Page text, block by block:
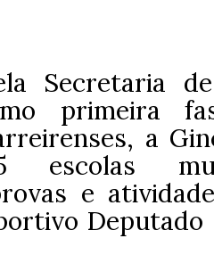
Secretaria
primeira
a
escolas
e
Deputado